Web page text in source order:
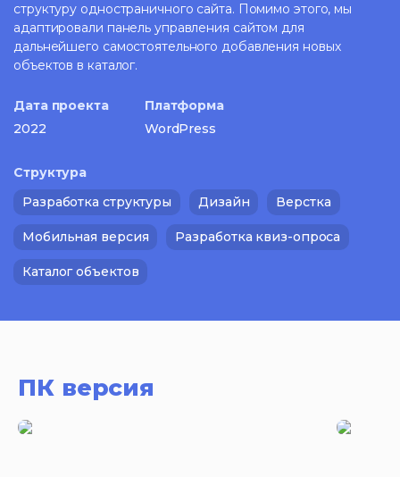
структуру одностраничного сайта. Помимо этого, мы
адаптировали панель управления сайтом для
дальнейшего самостоятельного добавления новых
объектов в каталог.
Дата проекта
2022
Платформа
WordPress
Структура
Разработка структуры
Дизайн Верстка
Мобильная версия Разработка квиз-опроса
Каталог объектов
ПК версия